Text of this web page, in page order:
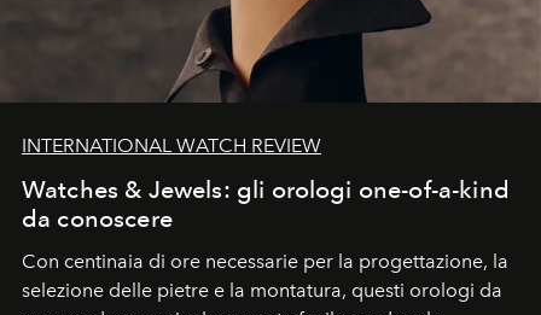
INTERNATIONAL WATCH REVIEW
Watches & Jewels: gli orologi one-of-a-kind
da conoscere
Con centinaia di ore necessarie per la progettazione, la
selezione delle pietre e la montatura, questi orologi da